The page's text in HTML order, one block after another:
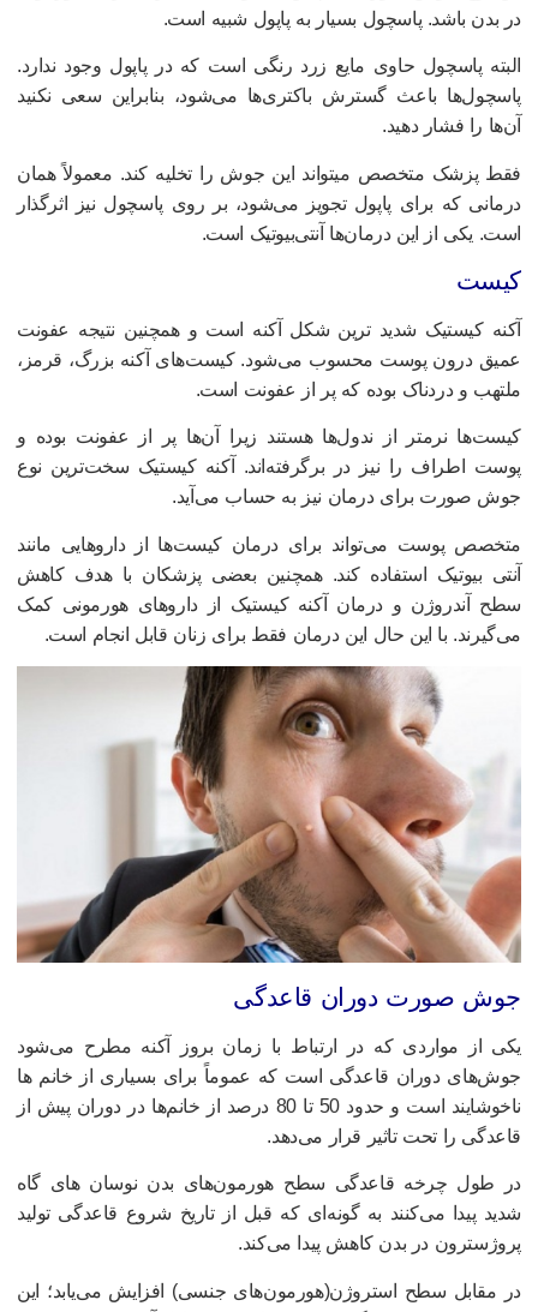
بدن باشد. پاسچول بسیار به پاپول شبیه است.
پاسچول حاوی مایع زرد رنگی است که در پاپول وجود ندارد.
باعث گسترش باکتری‌ها می‌شود، بنابراین سعی نکنید
را فشار دهید.
پزشک متخصص میتواند این جوش را تخلیه کند. معمولاً همان
که برای پاپول تجویز می‌شود، بر روی پاسچول نیز اثرگذار
یکی از این درمان‌ها آنتی‌بیوتیک است.
کیستیک شدید ترین شکل آکنه است و همچنین نتیجه عفونت
درون پوست محسوب می‌شود. کیست‌های آکنه بزرگ، قرمز،
و دردناک بوده که پر از عفونت است.
نرمتر از ندول‌ها هستند زیرا آن‌ها پر از عفونت بوده و
اطراف را نیز در برگرفته‌اند. آکنه کیستیک سخت‌ترین نوع
صورت برای درمان نیز به حساب می‌آید.
پوست می‌تواند برای درمان کیست‌ها از داروهایی مانند
بیوتیک استفاده کند. همچنین بعضی پزشکان با هدف کاهش
آندروژن و درمان آکنه کیستیک از داروهای هورمونی کمک
با این حال این درمان فقط برای زنان قابل انجام است.
صورت دوران قاعدگی
از مواردی که در ارتباط با زمان بروز آکنه مطرح می‌شود
دوران قاعدگی است که عموماً برای بسیاری از خانم ها
ناخوشایند است و حدود 50 تا 80 درصد از خانم‌ها در دوران پیش‌ از
را تحت تاثیر قرار می‌دهد.
طول چرخه قاعدگی سطح هورمون‌های بدن نوسان های گاه
پیدا می‌کنند به گونه‌ای که قبل از تاریخ شروع قاعدگی تولید
در بدن کاهش پیدا می‌کند.
مقابل سطح استروژن(هورمون‌های جنسی) افزایش می‌یابد؛ این